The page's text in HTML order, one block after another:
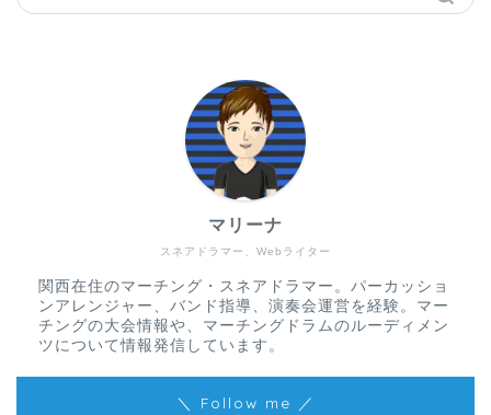
スネアドラマー、Webライター
マリーナ
関西在住のマーチング・スネアドラマー。パーカッショ
ンアレンジャー、バンド指導、演奏会運営を経験。マー
チングの大会情報や、マーチングドラムのルーディメン
ツについて情報発信しています。
＼ Follow me ／